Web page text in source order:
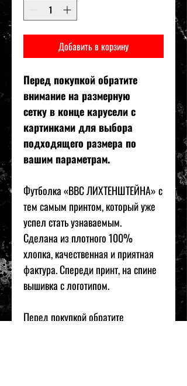
Добавить в корзину
Перед покупкой обратите
внимание на размерную
сетку в конце карусели с
картинками для выбора
подходящего размера по
вашим параметрам.
Футболка «ВВС ЛИХТЕНШТЕЙНА» с
тем самым принтом, который уже
успел стать узнаваемым.
Сделана из плотного 100%
хлопка, качественная и приятная
фактура. Спереди принт, на спине
вышивка с логотипом.
Перед покупкой обратите